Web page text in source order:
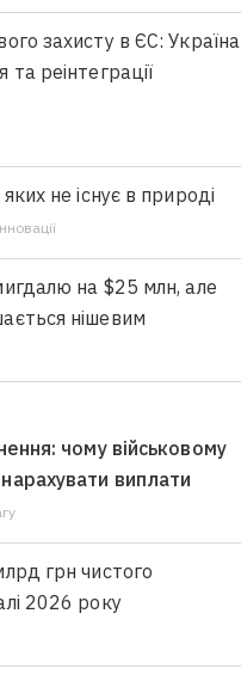
захисту в ЄС: Україна
реінтеграції
не існує в природі
на $25 млн, але
нішевим
чому військовому
виплати
грн чистого
2026 року